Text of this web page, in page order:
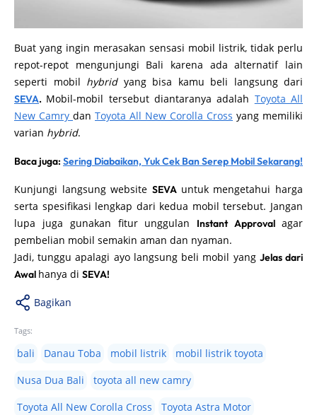
Buat yang ingin merasakan sensasi mobil listrik, tidak perlu
repot-repot mengunjungi Bali karena ada alternatif lain
seperti mobil hybrid yang bisa kamu beli langsung dari
SEVA. Mobil-mobil tersebut diantaranya adalah Toyota All
New Camry dan Toyota All New Corolla Cross yang memiliki
varian hybrid.
Baca juga: Sering Diabaikan, Yuk Cek Ban Serep Mobil Sekarang!
Kunjungi langsung website SEVA untuk mengetahui harga
serta spesifikasi lengkap dari kedua mobil tersebut. Jangan
lupa juga gunakan fitur unggulan Instant Approvalagar
pembelian mobil semakin aman dan nyaman.
Jadi, tunggu apalagi ayo langsung beli mobil yang Jelas dari
Awal hanya di SEVA!
Bagikan
Tags:
bali Danau Toba mobil listrik
mobil listrik toyota
Nusa Dua Bali
toyota all new camry
Toyota All New Corolla Cross
Toyota Astra Motor